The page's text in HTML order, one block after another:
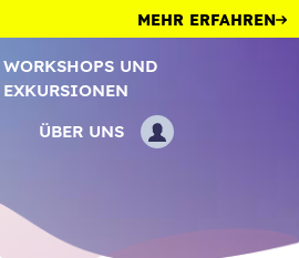
MEHR ERFAHREN
WORKSHOPS UND
EXKURSIONEN
ÜBER UNS